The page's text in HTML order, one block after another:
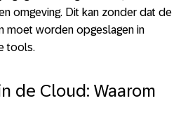
omgeving. Dit kan zonder dat de
moet worden opgeslagen in
tools.
de Cloud: Waarom